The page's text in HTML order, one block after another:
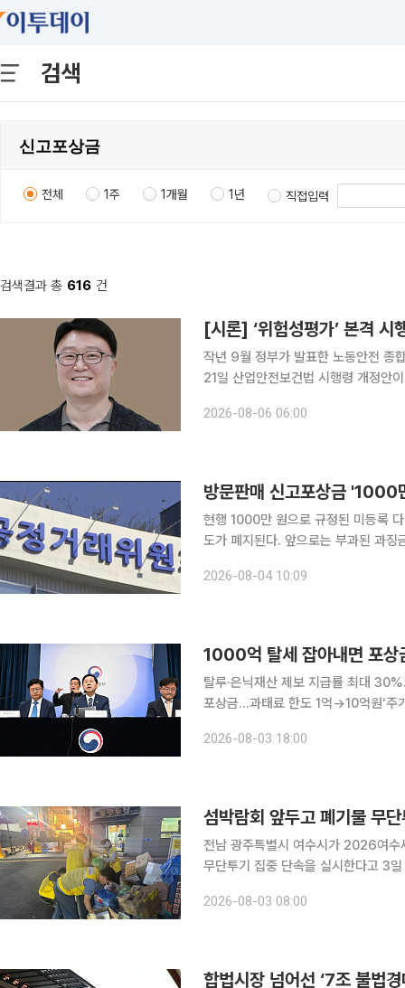
검색
전체 1주 1개월 1년 직접입력
검색결과 총 616 건
[시론] ‘위험성평가’ 본격 시
작년 9월 정부가 발표한 노동안전 종
21일 산업안전보건법 시행령 개정안
상의 모든 사업장 대상으로 위험성평
2026-08-06 06:00
방문판매 신고포상금
현행 1000만 원으로 규정된 미등록
도가 폐지된다. 앞으로는 부과된 과
시행령' 개정안을 마련해 다음 달 14
2026-08-04 10:09
탈루·은닉재산 제보 지급률 최대
포상금…과태료 한도 1억→10억원‘주
5000만원을 받을 수 있게 된다. 정부
2026-08-03 18:00
섬박람회 앞두고 폐기물 무
전남 광주특별시 여수시가 2026여수
무단투기 집중 단속을 실시한다고 3일 밝혔다. 8월 3일부터 11월 4일까지 94
다. 단속에는 시와 읍·면·동 불법투
2026-08-03 08:00
합법시장 넘어선 ‘7조 불법